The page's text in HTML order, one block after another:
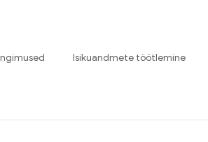
Isikuandmete töötlemine